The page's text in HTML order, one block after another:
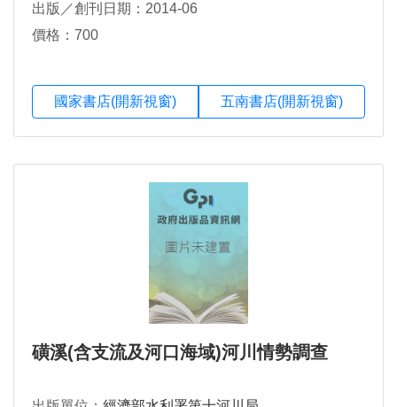
出版／創刊日期：2014-06
價格：700
國家書店(開新視窗) 五南書店(開新視窗)
磺溪(含支流及河口海域)河川情勢調查